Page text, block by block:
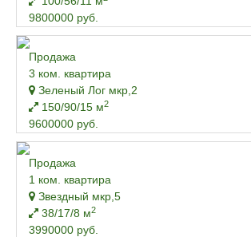
9800000 руб.
Продажа
3 ком. квартира
Зеленый Лог мкр,2
150/90/15 м2
9600000 руб.
Продажа
1 ком. квартира
Звездный мкр,5
38/17/8 м2
3990000 руб.